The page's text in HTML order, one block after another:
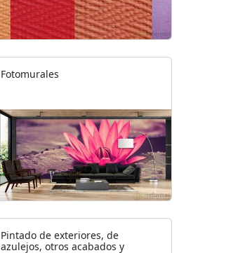
Fotomurales
Pintado de exteriores, de
azulejos, otros acabados y